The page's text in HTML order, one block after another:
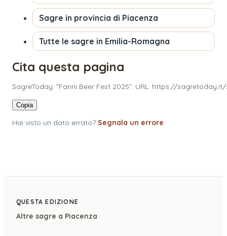
Sagre in provincia di Piacenza
Tutte le sagre in Emilia-Romagna
Cita questa pagina
SagreToday. "Farini Beer Fest 2025". URL: https://
Copia
Hai visto un dato errato? Segnala un errore
QUESTA EDIZIONE
Altre sagre a Piacenza